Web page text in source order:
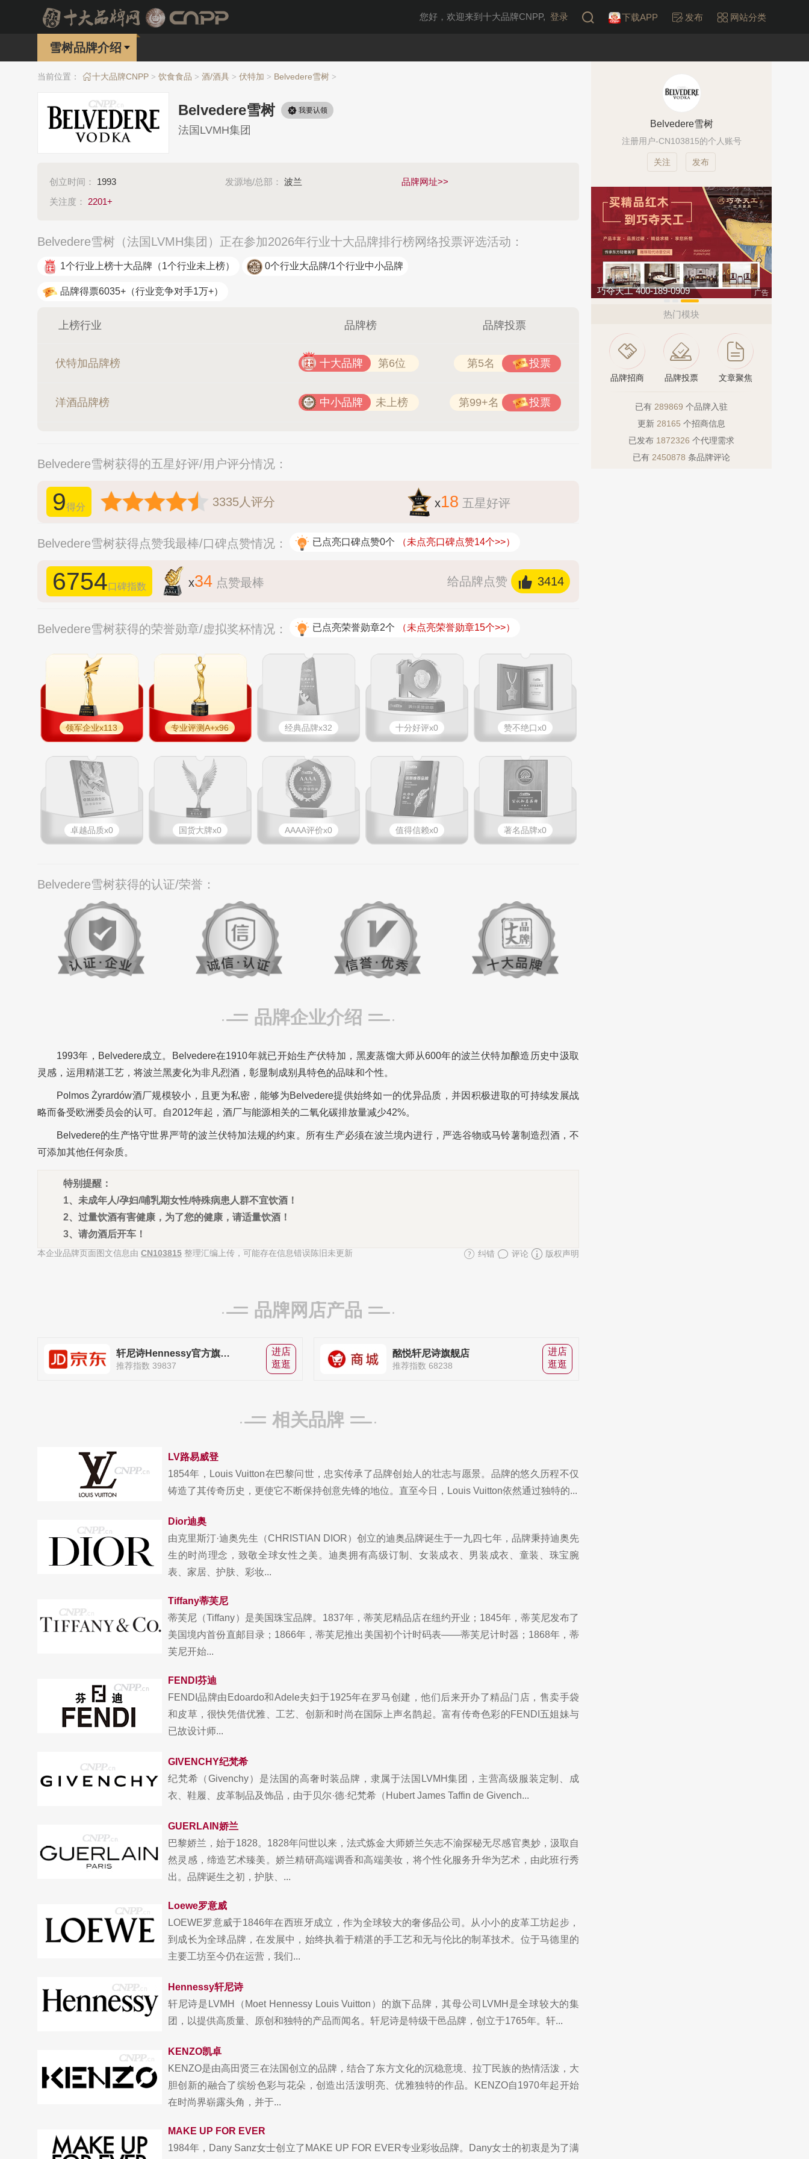
您好，欢迎来到十大品牌CNPP, 登录 下载APP 发布 网站分类
雪树品牌介绍
当前位置： 十大品牌CNPP > 饮食食品 > 酒/酒具 > 伏特加 > Belvedere雪树 >
Belvedere雪树 我要认领
法国LVMH集团
创立时间： 1993 发源地/总部： 波兰
品牌网址>>
关注度：
2201+
Belvedere雪树（法国LVMH集团）正在参加2026年行业十大品牌排行榜网络投票评选活动：
1个行业上榜十大品牌 （1个行业未上榜） 0个行业大品牌/1个行业中小品牌
品牌得票6035+ （行业竞争对手1万+）
上榜行业 品牌榜 品牌投票
伏特加品牌榜 十大品牌 第6位 第5名 投票
洋酒品牌榜 中小品牌 未上榜 第99+名 投票
Belvedere雪树获得的五星好评/用户评分情况：
9得分 3335人评分 x18 五星好评
Belvedere雪树获得点赞我最棒/口碑点赞情况： 已点亮口碑点赞0个 （未点亮口碑点赞14个>>）
6754口碑指数 x34 点赞最棒 给品牌点赞 3414
Belvedere雪树获得的荣誉勋章/虚拟奖杯情况： 已点亮荣誉勋章2个 （未点亮荣誉勋章15个>>）
领军企业x113 专业评测A+x96 经典品牌x32 十分好评x0 赞不绝口x0
卓越品质x0 国货大牌x0 AAAA评价x0 值得信赖x0 著名品牌x0
Belvedere雪树获得的认证/荣誉：
品牌企业介绍
1993年，Belvedere成立。
Belvedere在1910年就已开始生产伏特加，黑麦蒸馏大师从600年的波兰伏特加酿造历史中汲取
灵感，运用精湛工艺，将波兰黑麦化为非凡烈酒，彰显制成别具特色的品味和个性。
Polmos Żyrardów酒厂规模较小，且更为私密，能够为Belvedere提供始终如一的优异品质，并因积极进取的可持续发展战
略而备受欧洲委员会的认可。自2012年起，酒厂与能源相关的二氧化碳排放量减少42%。
Belvedere的生产恪守世界严苛的波兰伏特加法规的约束。所有生产必须在波兰境内进行，严选谷物或马铃薯制造烈酒，不
可添加其他任何杂质。
特别提醒：
1、未成年人/孕妇/哺乳期女性/特殊病患人群不宜饮酒！
2、过量饮酒有害健康，为了您的健康，请适量饮酒！
3、请勿酒后开车！
本企业品牌页面图文信息由 CN103815 整理汇编上传，可能存在信息错误陈旧未更新 纠错 评论 版权声明
品牌网店产品
轩尼诗Hennessy官方旗舰店
推荐指数 39837
进店
逛逛
酩悦轩尼诗旗舰店
推荐指数 68238
进店
逛逛
相关品牌
LV路易威登
1854年，Louis Vuitton在巴黎问世，忠实传承了品牌创始人的壮志与愿景。品牌的悠久历程不仅
铸造了其传奇历史，更使它不断保持创意先锋的地位。直至今日，Louis Vuitton依然通过独特的...
Dior迪奥
由克里斯汀·迪奥先生（CHRISTIAN DIOR）创立的迪奥品牌诞生于一九四七年，品牌秉持迪奥先
生的时尚理念，致敬全球女性之美。迪奥拥有高级订制、女装成衣、男装成衣、童装、珠宝腕
表、家居、护肤、彩妆...
Tiffany蒂芙尼
蒂芙尼（Tiffany）是美国珠宝品牌。1837年，蒂芙尼精品店在纽约开业；1845年，蒂芙尼发布了
美国境内首份直邮目录；1866年，蒂芙尼推出美国初个计时码表——蒂芙尼计时器；1868年，蒂
芙尼开始...
FENDI芬迪
FENDI品牌由Edoardo和Adele夫妇于1925年在罗马创建，他们后来开办了精品门店，售卖手袋
和皮草，很快凭借优雅、工艺、创新和时尚在国际上声名鹊起。富有传奇色彩的FENDI五姐妹与
已故设计师...
GIVENCHY纪梵希
纪梵希（Givenchy）是法国的高奢时装品牌，隶属于法国LVMH集团，主营高级服装定制、成
衣、鞋履、皮革制品及饰品，由于贝尔·德·纪梵希（Hubert James Taffin de Givench...
GUERLAIN娇兰
巴黎娇兰，始于1828。1828年问世以来，法式炼金大师娇兰矢志不渝探秘无尽感官奥妙，汲取自
然灵感，缔造艺术臻美。娇兰精研高端调香和高端美妆，将个性化服务升华为艺术，由此班行秀
出。品牌诞生之初，护肤、...
Loewe罗意威
LOEWE罗意威于1846年在西班牙成立，作为全球较大的奢侈品公司。从小小的皮革工坊起步，
到成长为全球品牌，在发展中，始终执着于精湛的手工艺和无与伦比的制革技术。位于马德里的
主要工坊至今仍在运营，我们...
Hennessy轩尼诗
轩尼诗是LVMH（Moet Hennessy Louis Vuitton）的旗下品牌，其母公司LVMH是全球较大的集
团，以提供高质量、原创和独特的产品而闻名。轩尼诗是特级干邑品牌，创立于1765年。轩...
KENZO凯卓
KENZO是由高田贤三在法国创立的品牌，结合了东方文化的沉稳意境、拉丁民族的热情活泼，大
胆创新的融合了缤纷色彩与花朵，创造出活泼明亮、优雅独特的作品。KENZO自1970年起开始
在时尚界崭露头角，并于...
MAKE UP FOR EVER
1984年，Dany Sanz女士创立了MAKE UP FOR EVER专业彩妆品牌。Dany女士的初衷是为了满
Belvedere雪树
注册用户-CN103815的个人账号
发布
巧夺天工 400-189-0909 广告
热门模块
品牌招商 品牌投票 文章聚焦
已有 289869 个品牌入驻
更新 28165 个招商信息
已发布 1872326 个代理需求
已有 2450878 条品牌评论